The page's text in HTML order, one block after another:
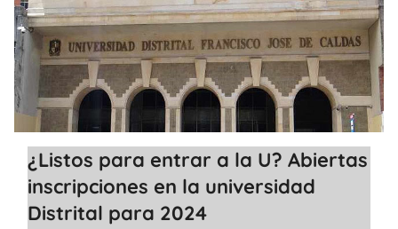
¿Listos para entrar a la U? Abiertas
inscripciones en la universidad
Distrital para 2024